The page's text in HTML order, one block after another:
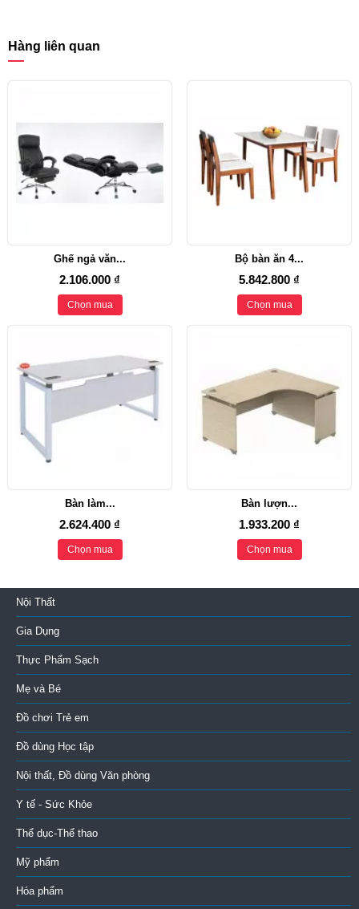
Hàng liên quan
Ghế ngả văn...
2.106.000 ₫
Chọn mua
Bộ bàn ăn 4...
5.842.800 ₫
Chọn mua
Bàn làm...
2.624.400 ₫
Chọn mua
Bàn lượn...
1.933.200 ₫
Chọn mua
Nội Thất
Gia Dụng
Thực Phẩm Sạch
Mẹ và Bé
Đồ chơi Trẻ em
Đồ dùng Học tập
Nội thất, Đồ dùng Văn phòng
Y tế - Sức Khỏe
Thể dục-Thể thao
Mỹ phẩm
Hóa phẩm